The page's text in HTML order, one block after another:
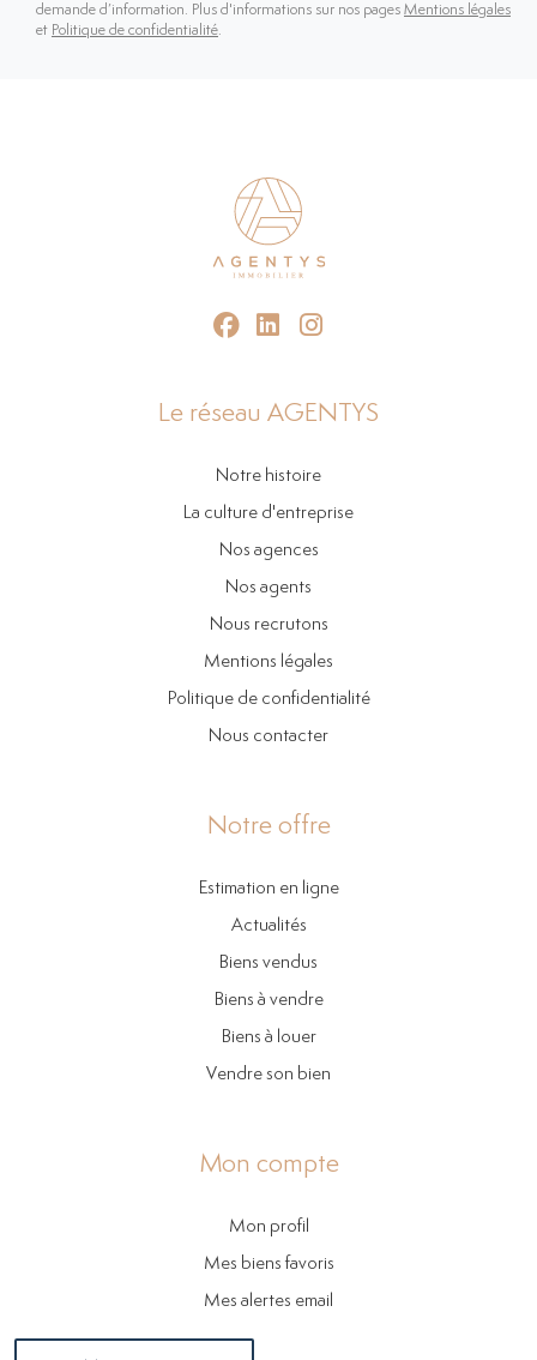
demande d’information. Plus d'informations sur nos pages Mentions légales
et Politique de confidentialité.
Le réseau AGENTYS
Notre histoire
La culture d'entreprise
Nos agences
Nos agents
Nous recrutons
Mentions légales
Politique de confidentialité
Nous contacter
Notre offre
Estimation en ligne
Actualités
Biens vendus
Biens à vendre
Biens à louer
Vendre son bien
Mon compte
Mon profil
Mes biens favoris
Mes alertes email